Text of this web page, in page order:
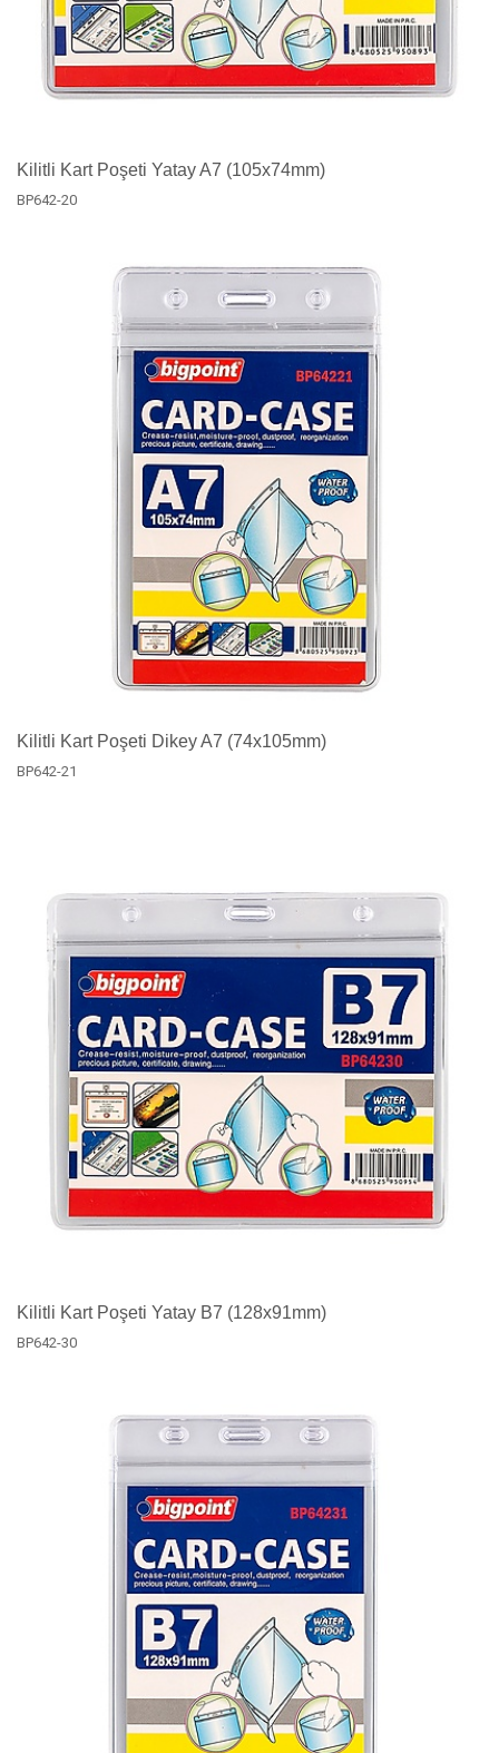
Kilitli Kart Poşeti Yatay A7 (105x74mm)
BP642-20
Kilitli Kart Poşeti Dikey A7 (74x105mm)
BP642-21
Kilitli Kart Poşeti Yatay B7 (128x91mm)
BP642-30